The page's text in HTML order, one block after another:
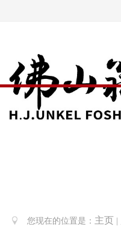
您现在的位置是： 主页